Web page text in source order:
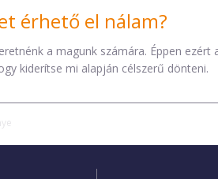
érhető el nálam?
a magunk számára. Éppen
kiderítse mi alapján célszerű dönteni.